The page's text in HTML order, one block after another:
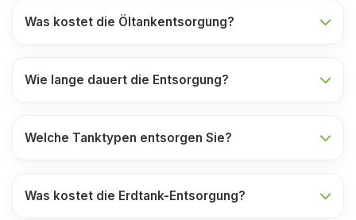
Was kostet die Öltankentsorgung?
Wie lange dauert die Entsorgung?
Welche Tanktypen entsorgen Sie?
Was kostet die Erdtank-Entsorgung?